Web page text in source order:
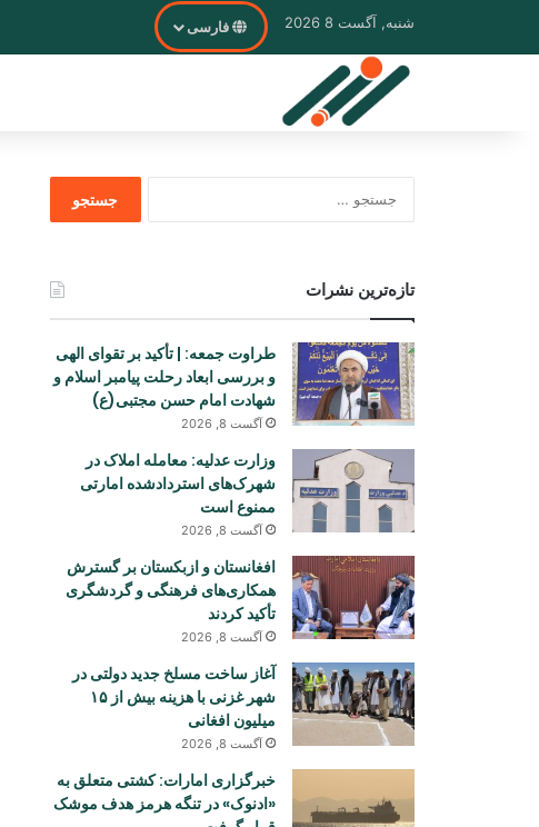
شنبه, آگست 8 2026 فارسی
تازه‌ترین نشرات
طراوت جمعه: | تأکید بر تقوای الهی
و بررسی ابعاد رحلت پیامبر اسلام و
شهادت امام حسن مجتبی(ع)
آگست 8, 2026
وزارت عدلیه: معامله املاک در
شهرک‌های استردادشده امارتی
ممنوع است
آگست 8, 2026
افغانستان و ازبکستان بر گسترش
همکاری‌های فرهنگی و گردشگری
تأکید کردند
آگست 8, 2026
آغاز ساخت مسلخ جدید دولتی در
شهر غزنی با هزینه بیش از ۱۵
میلیون افغانی
آگست 8, 2026
خبرگزاری امارات: کشتی متعلق به
«ادنوک» در تنگه هرمز هدف موشک